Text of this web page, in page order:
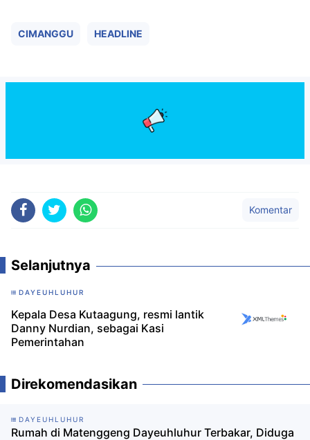
CIMANGGU HEADLINE
Komentar
Selanjutnya
DAYEUHLUHUR
Kepala Desa Kutaagung, resmi lantik
Danny Nurdian, sebagai Kasi
Pemerintahan
Direkomendasikan
DAYEUHLUHUR
Rumah di Matenggeng Dayeuhluhur Terbakar, Diduga